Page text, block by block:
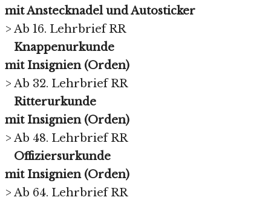
mit Anstecknadel und Autosticker
> Ab 16. Lehrbrief RR
Knappenurkunde
mit Insignien (Orden)
> Ab 32. Lehrbrief RR
Ritterurkunde
mit Insignien (Orden)
> Ab 48. Lehrbrief RR
Offiziersurkunde
mit Insignien (Orden)
> Ab 64. Lehrbrief RR